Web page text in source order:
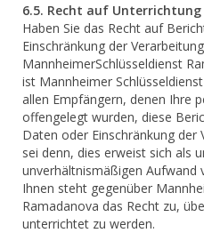
6.5. Recht auf Unterrichtung
Haben Sie das Recht auf
Einschränkung der
MannheimerSchlüsseldienst
ist Mannheimer
allen Empfängern, denen Ihre
offengelegt wurden, diese
Daten oder Einschränkung der
sei denn, dies erweist sich als
unverhältnismäßigen Aufwand
Ihnen steht gegenüber
Ramadanova das Recht zu,
unterrichtet zu werden.